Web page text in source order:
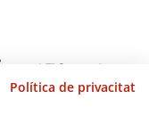
Política de privacitat